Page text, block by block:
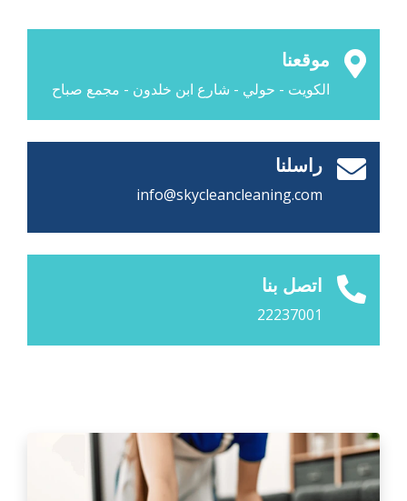
موقعنا
الكويت - حولي - شارع ابن خلدون - مجمع صباح
راسلنا
info@skycleancleaning.com
اتصل بنا
22237001